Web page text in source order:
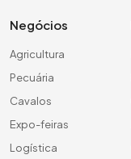
Negócios
Agricultura
Pecuária
Cavalos
Expo-feiras
Logística